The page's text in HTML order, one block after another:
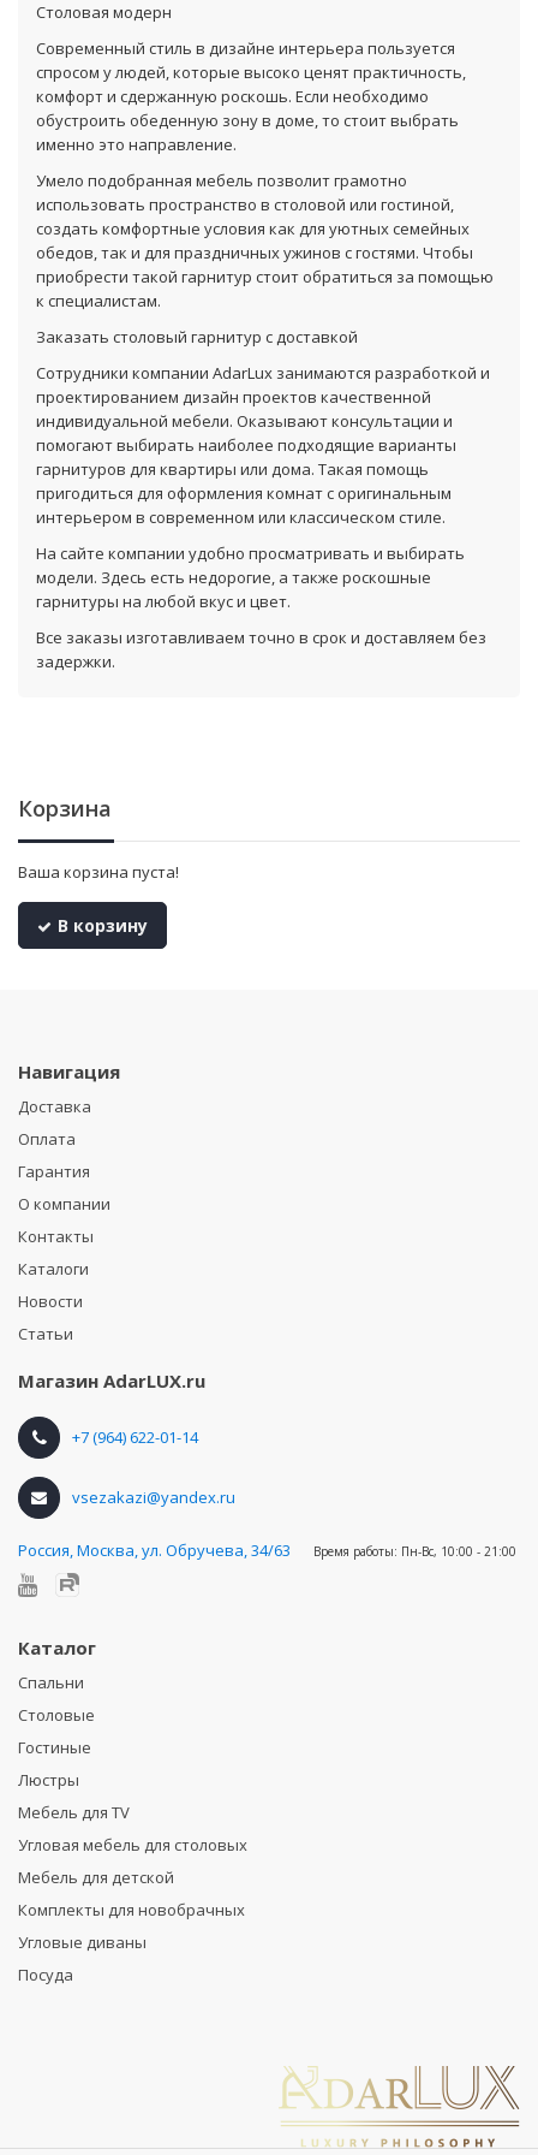
Столовая модерн
Современный стиль в дизайне интерьера пользуется
спросом у людей, которые высоко ценят практичность,
комфорт и сдержанную роскошь. Если необходимо
обустроить обеденную зону в доме, то стоит выбрать
именно это направление.
Умело подобранная мебель позволит грамотно
использовать пространство в столовой или гостиной,
создать комфортные условия как для уютных семейных
обедов, так и для праздничных ужинов с гостями. Чтобы
приобрести такой гарнитур стоит обратиться за помощью
к специалистам.
Заказать столовый гарнитур с доставкой
Сотрудники компании AdarLux занимаются разработкой и
проектированием дизайн проектов качественной
индивидуальной мебели. Оказывают консультации и
помогают выбирать наиболее подходящие варианты
гарнитуров для квартиры или дома. Такая помощь
пригодиться для оформления комнат с оригинальным
интерьером в современном или классическом стиле.
На сайте компании удобно просматривать и выбирать
модели. Здесь есть недорогие, а также роскошные
гарнитуры на любой вкус и цвет.
Все заказы изготавливаем точно в срок и доставляем без
задержки.
Корзина
Ваша корзина пуста!
В корзину
Навигация
Доставка
Оплата
Гарантия
О компании
Контакты
Каталоги
Новости
Статьи
Магазин AdarLUX.ru
+7 (964) 622-01-14
vsezakazi@yandex.ru
Россия,Москва, ул. Обручева, 34/63 Время работы: Пн-Вс, 10:00 - 21:00
Каталог
Спальни
Столовые
Гостиные
Люстры
Мебель для TV
Угловая мебель для столовых
Мебель для детской
Комплекты для новобрачных
Угловые диваны
Посуда